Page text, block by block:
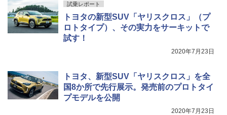
試乗レポート
トヨタの新型SUV「ヤリスクロス」（プ
ロトタイプ）、その実力をサーキットで
試す！
2020年7月23日
トヨタ、新型SUV「ヤリスクロス」を全
国8か所で先行展示。発売前のプロトタイ
プモデルを公開
2020年7月23日